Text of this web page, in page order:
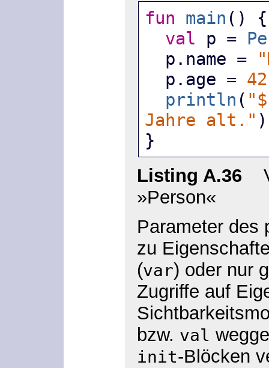
fun main () {
val p =
  p.name =
  p.age =
42
println (
Jahre alt." )
}
Listing A.36
»Person«
Parameter des
zu
(var) oder nur
Zugriffe auf
bzw. val
init-Blöcken